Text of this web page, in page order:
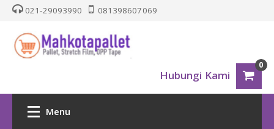
021-29093990 081398607069
Hubungi Kami
0
Menu